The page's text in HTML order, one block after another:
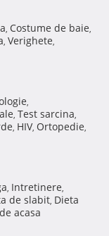
, Costume de baie,
, Verighete,
,
, Test sarcina,
, HIV, Ortopedie,
, Intretinere,
de slabit, Dieta
acasa